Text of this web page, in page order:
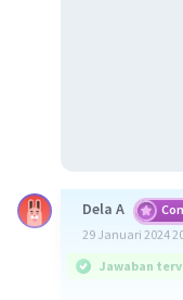
Dela A
29 Januari 2024
Jawaban